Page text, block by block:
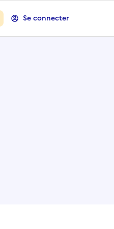
Se connecter